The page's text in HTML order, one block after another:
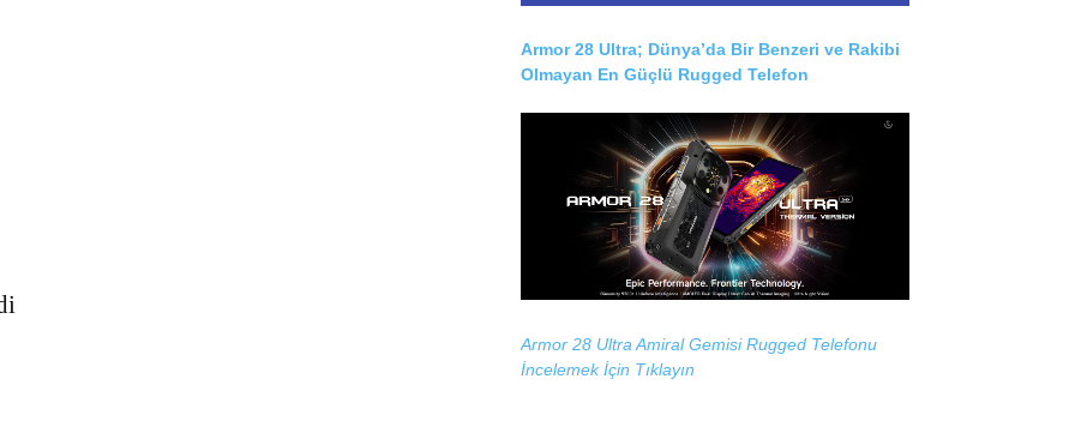
Armor 28 Ultra; Dünya’da Bir Benzeri ve Rakibi
Olmayan En Güçlü Rugged Telefon
Armor 28 Ultra Amiral Gemisi Rugged Telefonu
İncelemek İçin Tıklayın